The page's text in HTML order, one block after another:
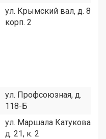
ул. Крымский вал, д. 8,
корп. 2
ул. Профсоюзная, д.
118-Б
ул. Маршала Катукова,
д. 21, к. 2